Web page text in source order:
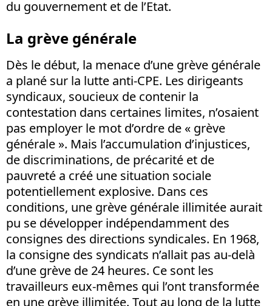
du gouvernement et de l’Etat.
La grève générale
Dès le début, la menace d’une grève générale
a plané sur la lutte anti-CPE. Les dirigeants
syndicaux, soucieux de contenir la
contestation dans certaines limites, n’osaient
pas employer le mot d’ordre de « grève
générale ». Mais l’accumulation d’injustices,
de discriminations, de précarité et de
pauvreté a créé une situation sociale
potentiellement explosive. Dans ces
conditions, une grève générale illimitée aurait
pu se développer indépendamment des
consignes des directions syndicales. En 1968,
la consigne des syndicats n’allait pas au-delà
d’une grève de 24 heures. Ce sont les
travailleurs eux-mêmes qui l’ont transformée
en une grève illimitée. Tout au long de la lutte